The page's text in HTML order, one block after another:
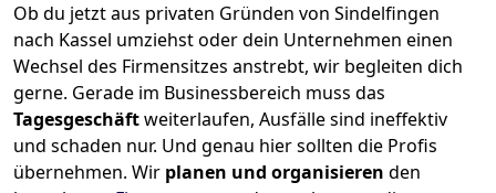
Ob du jetzt aus privaten Gründen von Sindelfingen
nach Kassel umziehst oder dein Unternehmen einen
Wechsel des Firmensitzes anstrebt, wir begleiten dich
gerne. Gerade im Businessbereich muss das
Tagesgeschäftweiterlaufen, Ausfälle sind ineffektiv
und schaden nur. Und genau hier sollten die Profis
übernehmen. Wir planen und organisieren den